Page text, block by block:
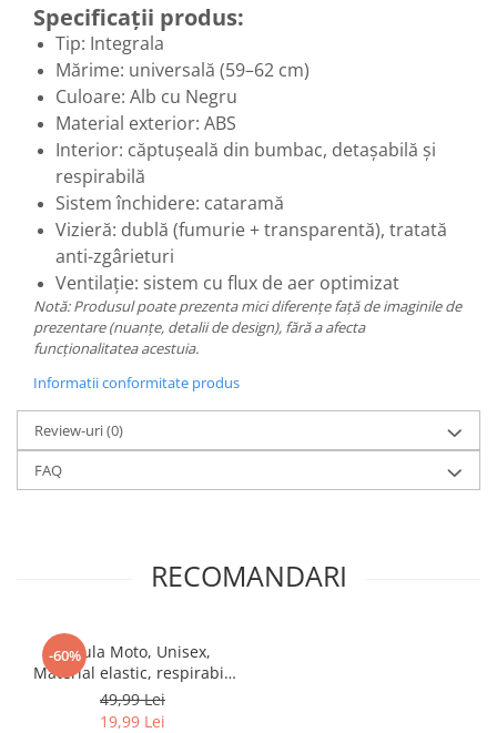
Specificații produs:
Tip: Integrala
Mărime: universală (59–62 cm)
Culoare: Alb cu Negru
Material exterior: ABS
Interior: căptușeală din bumbac, detașabilă și
respirabilă
Sistem închidere: cataramă
Vizieră: dublă (fumurie + transparentă), tratată
anti-zgârieturi
Ventilație: sistem cu flux de aer optimizat
Notă: Produsul poate prezenta mici diferențe față de imaginile de
prezentare (nuanțe, detalii de design), fără a afecta
funcționalitatea acestuia.
Informatii conformitate produs
Review-uri(0)
FAQ
RECOMANDARI
-60%
Cagula Moto, Unisex,
Material elastic, respirabil,
Marime universala
49,99 Lei
19,99 Lei